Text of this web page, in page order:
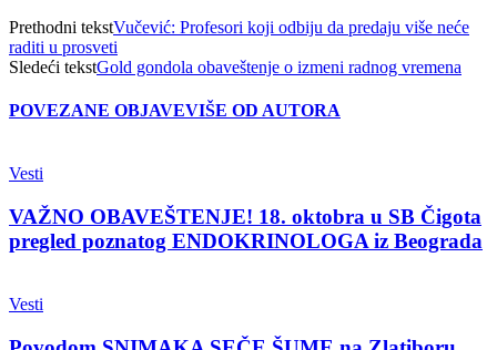
Prethodni tekstVučević: Profesori koji odbiju da predaju više neće
raditi u prosveti
Sledeći tekstGold gondola obaveštenje o izmeni radnog vremena
POVEZANE OBJAVEVIŠE OD AUTORA
Vesti
VAŽNO OBAVEŠTENJE! 18. oktobra u SB Čigota
pregled poznatog ENDOKRINOLOGA iz Beograda
Vesti